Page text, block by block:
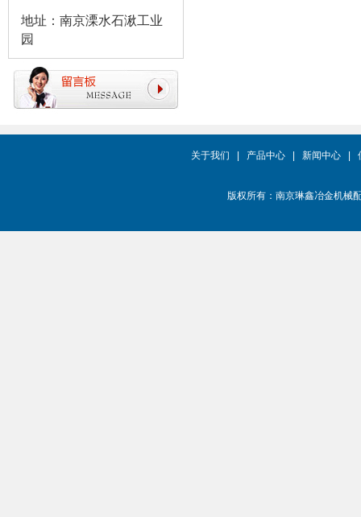
地址：南京溧水石湫工业
园
关于我们 产品中心| 新闻中心|
版权所有：南京琳鑫冶金机